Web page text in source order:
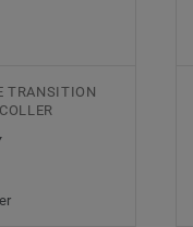
TRANSITION